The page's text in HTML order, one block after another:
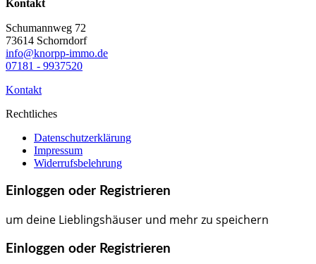
Kontakt
Schumannweg 72
73614 Schorndorf
info@knorpp-immo.de
07181 - 9937520
Kontakt
Rechtliches
Datenschutzerklärung
Impressum
Widerrufsbelehrung
Einloggen oder Registrieren
um deine Lieblingshäuser und mehr zu speichern
Einloggen oder Registrieren